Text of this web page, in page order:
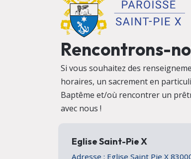
Rencontrons-
Si vous souhaitez des
horaires, un sacrement en
Baptême et/où rencontrer un
avec nous !
Eglise Saint-Pie X
Adresse : Eglise Saint Pie X